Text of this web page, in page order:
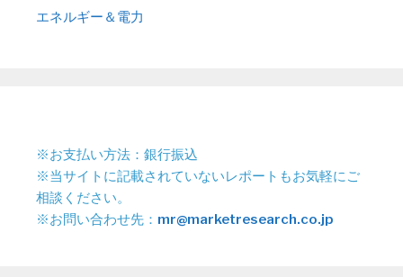
エネルギー＆電力
※お支払い方法：銀行振込
※当サイトに記載されていないレポートもお気軽にご
相談ください。
※お問い合わせ先： mr@marketresearch.co.jp